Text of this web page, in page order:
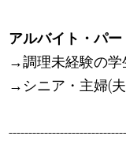
アルバイト・パー
→調理未経験の学
→シニア・主婦(